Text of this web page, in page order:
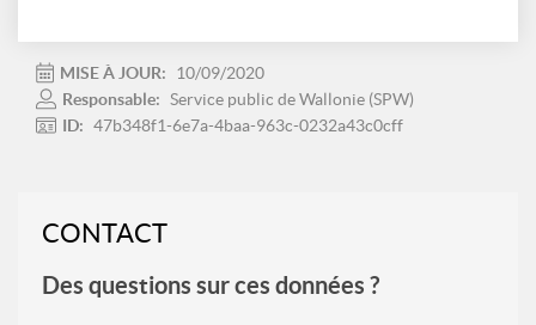
MISE À JOUR:
10/09/2020
Responsable: Service public de Wallonie (SPW)
ID: 47b348f1-6e7a-4baa-963c-0232a43c0cff
CONTACT
Des questions sur ces données ?